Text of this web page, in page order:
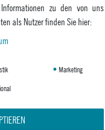
MELODIES TEE
zu den von uns
als Nutzer finden Sie hier:
Marketing